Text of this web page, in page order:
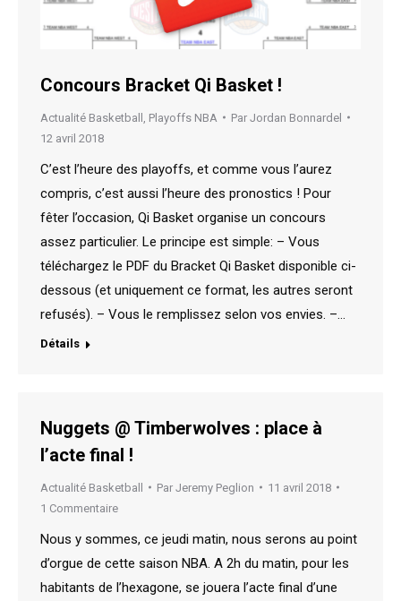
Concours Bracket Qi Basket !
Actualité Basketball Playoffs NBA Par Jordan Bonnardel
12 avril 2018
C’est l’heure des playoffs, et comme vous l’aurez
compris, c’est aussi l’heure des pronostics ! Pour
fêter l’occasion, Qi Basket organise un concours
assez particulier. Le principe est simple: – Vous
téléchargez le PDF du Bracket Qi Basket disponible ci-
dessous (et uniquement ce format, les autres seront
refusés). – Vous le remplissez selon vos envies. –…
Détails
Nuggets @ Timberwolves : place à
l’acte final !
Actualité Basketball Par Jeremy Peglion
11 avril 2018
1 Commentaire
Nous y sommes, ce jeudi matin, nous serons au point
d’orgue de cette saison NBA. A 2h du matin, pour les
habitants de l’hexagone, se jouera l’acte final d’une